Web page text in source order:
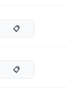
📋
📋